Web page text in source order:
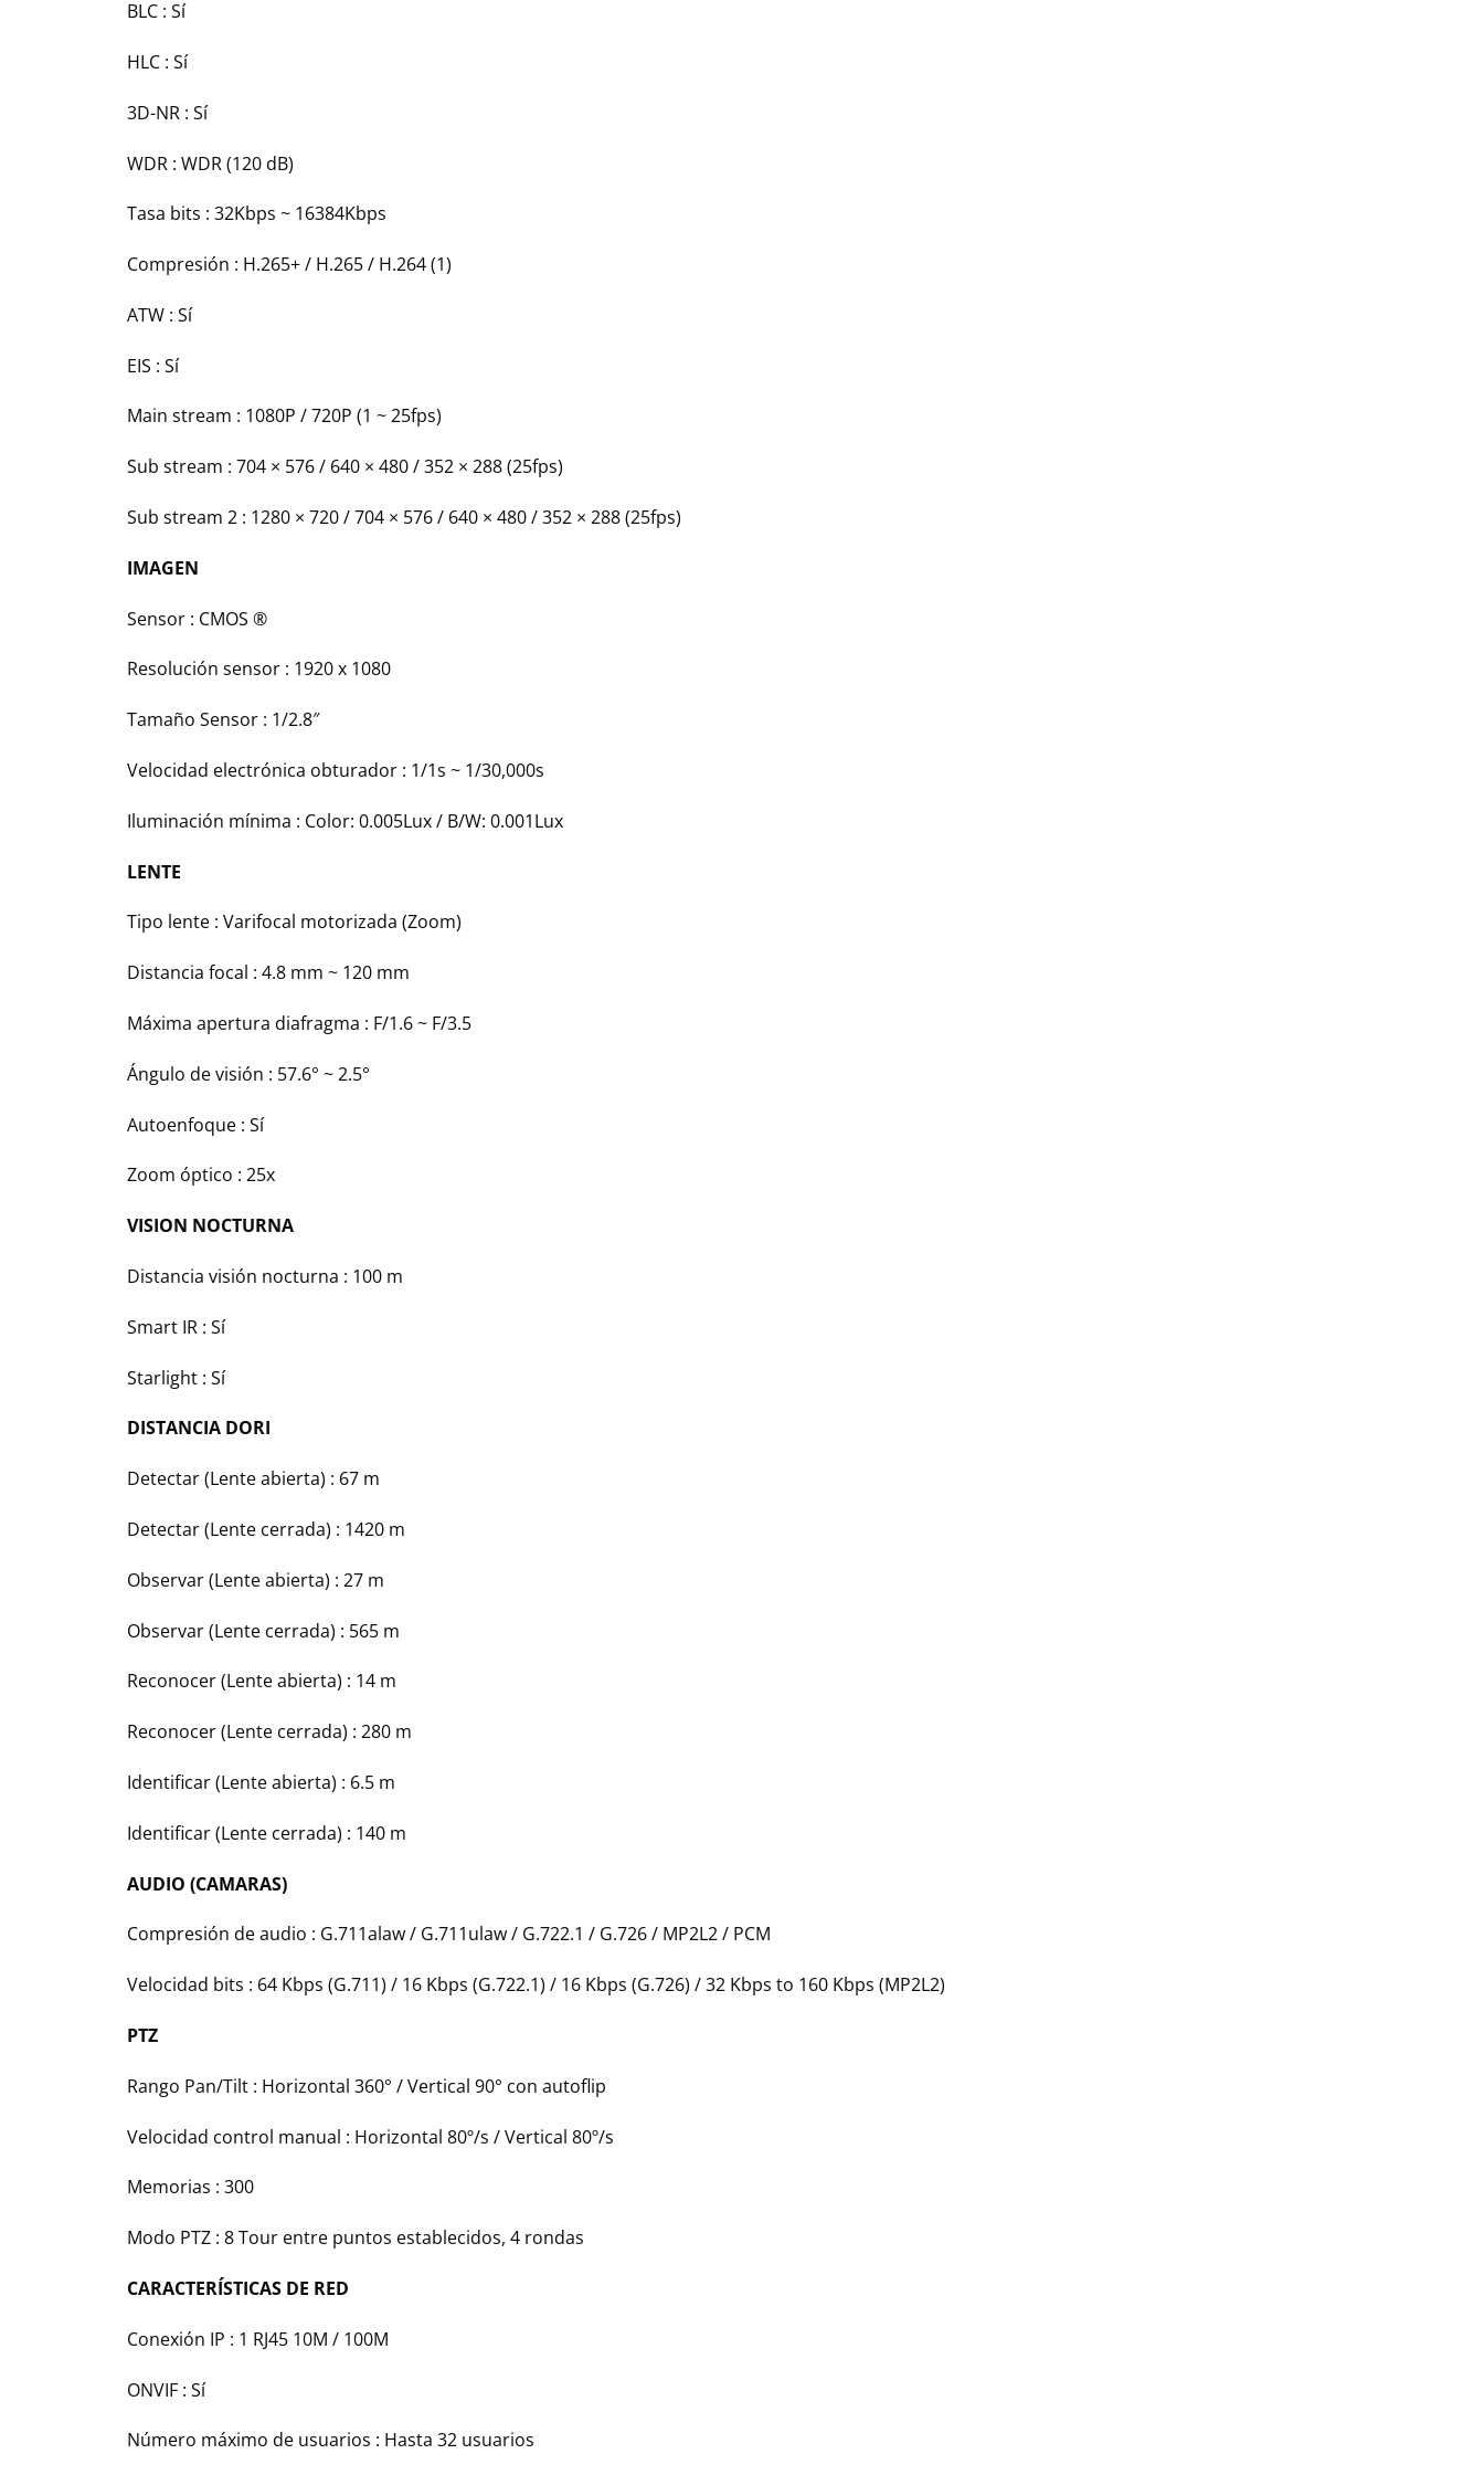
BLC : Sí
HLC : Sí
3D-NR : Sí
WDR : WDR (120 dB)
Tasa bits : 32Kbps ~ 16384Kbps
Compresión : H.265+ / H.265 / H.264 (1)
ATW : Sí
EIS : Sí
Main stream : 1080P / 720P (1 ~ 25fps)
Sub stream : 704 × 576 / 640 × 480 / 352 × 288 (25fps)
Sub stream 2 : 1280 × 720 / 704 × 576 / 640 × 480 / 352 × 288 (25fps)
IMAGEN
Sensor : CMOS ®
Resolución sensor : 1920 x 1080
Tamaño Sensor : 1/2.8″
Velocidad electrónica obturador : 1/1s ~ 1/30,000s
Iluminación mínima : Color: 0.005Lux / B/W: 0.001Lux
LENTE
Tipo lente : Varifocal motorizada (Zoom)
Distancia focal : 4.8 mm ~ 120 mm
Máxima apertura diafragma : F/1.6 ~ F/3.5
Ángulo de visión : 57.6° ~ 2.5°
Autoenfoque : Sí
Zoom óptico : 25x
VISION NOCTURNA
Distancia visión nocturna : 100 m
Smart IR : Sí
Starlight : Sí
DISTANCIA DORI
Detectar (Lente abierta) : 67 m
Detectar (Lente cerrada) : 1420 m
Observar (Lente abierta) : 27 m
Observar (Lente cerrada) : 565 m
Reconocer (Lente abierta) : 14 m
Reconocer (Lente cerrada) : 280 m
Identificar (Lente abierta) : 6.5 m
Identificar (Lente cerrada) : 140 m
AUDIO (CAMARAS)
Compresión de audio : G.711alaw / G.711ulaw / G.722.1 / G.726 / MP2L2 / PCM
Velocidad bits : 64 Kbps (G.711) / 16 Kbps (G.722.1) / 16 Kbps (G.726) / 32 Kbps to 160 Kbps (MP2L2)
PTZ
Rango Pan/Tilt : Horizontal 360° / Vertical 90° con autoflip
Velocidad control manual : Horizontal 80º/s / Vertical 80º/s
Memorias : 300
Modo PTZ : 8 Tour entre puntos establecidos, 4 rondas
CARACTERÍSTICAS DE RED
Conexión IP : 1 RJ45 10M / 100M
ONVIF : Sí
Número máximo de usuarios : Hasta 32 usuarios